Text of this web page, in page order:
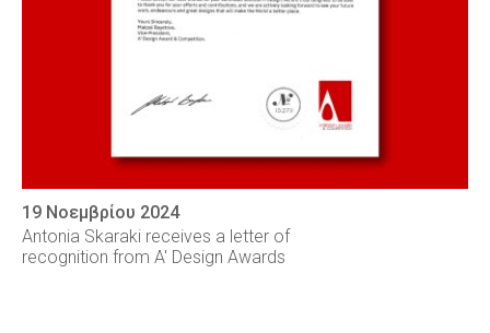
19 Νοεμβρίου 2024
Antonia Skaraki receives a letter of
recognition from A' Design Awards